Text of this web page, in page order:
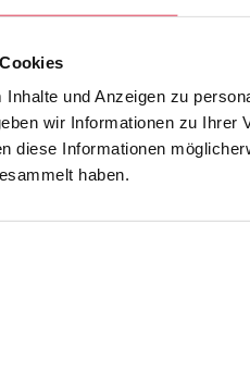
und Anzeigen zu
wir Informationen zu Ihrer
diese Informationen
haben.